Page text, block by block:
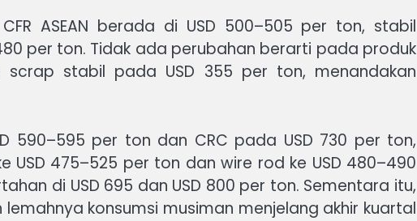
ASEAN berada di USD 500–505 per ton, stabil
per ton. Tidak ada perubahan berarti pada produk
stabil pada USD 355 per ton, menandakan
590–595 per ton dan CRC pada USD 730 per ton,
475–525 per ton dan wire rod ke USD 480–490
di USD 695 dan USD 800 per ton. Sementara itu,
konsumsi musiman menjelang akhir kuartal